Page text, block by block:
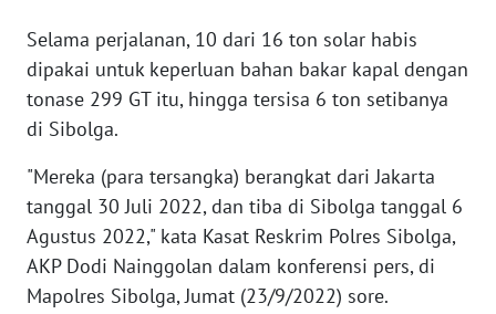
Selama perjalanan, 10 dari 16 ton solar habis
dipakai untuk keperluan bahan bakar kapal dengan
tonase 299 GT itu, hingga tersisa 6 ton setibanya
di Sibolga.
"Mereka (para tersangka) berangkat dari Jakarta
tanggal 30 Juli 2022, dan tiba di Sibolga tanggal 6
Agustus 2022," kata Kasat Reskrim Polres Sibolga,
AKP Dodi Nainggolan dalam konferensi pers, di
Mapolres Sibolga, Jumat (23/9/2022) sore.
WN
BENGKULU
LAMPUNG
WN
JATENG